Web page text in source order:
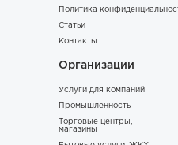
Политика
Статьи
Контакты
Организации
Услуги для компаний
Промышленность
Торговые центры,
магазины